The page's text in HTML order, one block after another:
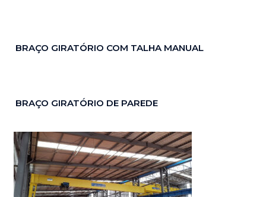
BRAÇO GIRATÓRIO COM TALHA MANUAL
BRAÇO GIRATÓRIO DE PAREDE